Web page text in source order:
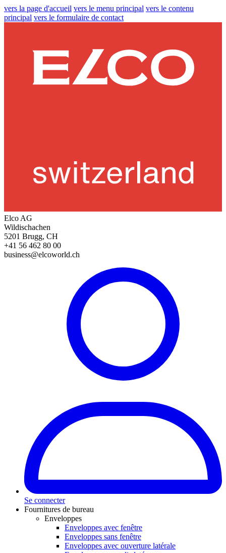
vers la page d'accueil vers le menu principal vers le contenu
principal vers le formulaire de contact
Elco AG
Wildischachen
5201 Brugg, CH
+41 56 462 80 00
business@elcoworld.ch
Se connecter
Fournitures de bureau
Enveloppes
Enveloppes avec fenêtre
Enveloppes sans fenêtre
Enveloppes avec ouverture latérale